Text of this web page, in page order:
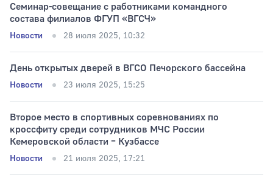
Публикация не ранее
Тип раздела
Семинар-совещание с работниками командного
состава филиалов ФГУП «ВГСЧ»
Новости 28 июля 2025, 10:32
День открытых дверей в ВГСО Печорского бассейна
Новости 23 июля 2025, 15:25
Второе место в спортивных соревнованиях по
кроссфиту среди сотрудников МЧС России
Кемеровской области – Кузбассе
Новости 21 июля 2025, 17:21